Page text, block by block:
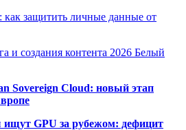
как защитить личные данные от
и создания контента 2026 Белый
Sovereign Cloud: новый этап
GPU за рубежом: дефицит